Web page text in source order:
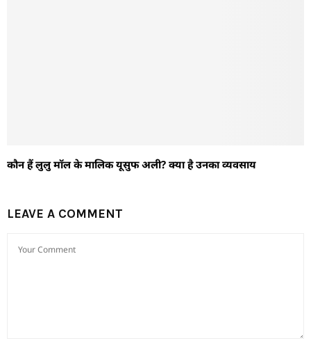
कौन हैं लुलु मॉल के मालिक यूसुफ अली? क्या है उनका व्यवसाय
LEAVE A COMMENT